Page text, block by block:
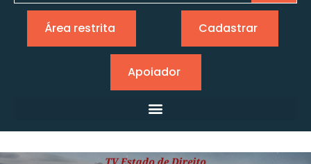
Área restrita Cadastrar
Apoiador